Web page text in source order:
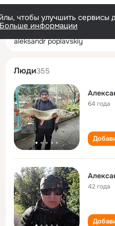
чтобы улучшить сервисы
Больше информации
aleksandr poplavskiy
Люди355
64 года
42 года